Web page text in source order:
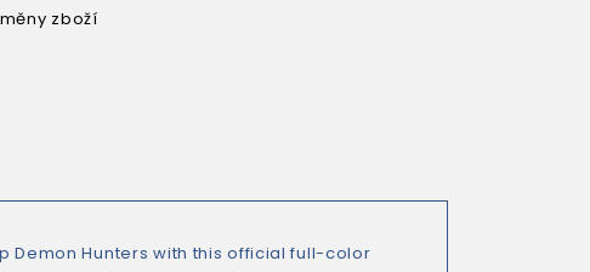
zboží
Demon Hunters with this official full-color